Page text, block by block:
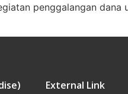
penggalangan
External Link